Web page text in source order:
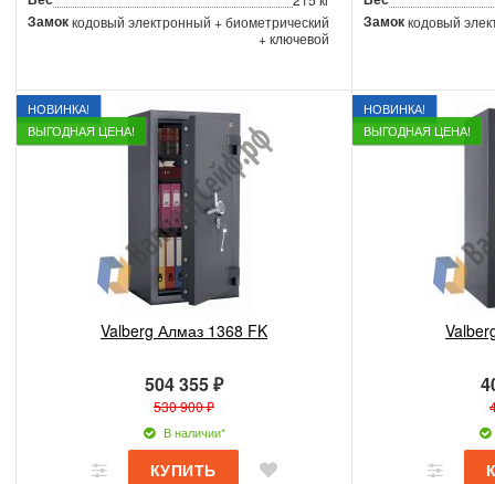
Замоккодовый электронный + биометрический
+ ключевой
Замоккодовый
НОВИНКА!
ВЫГОДНАЯ ЦЕНА!
Valberg Алмаз 1368 FK
504 355 ₽
530 900 ₽
В наличии*
НОВИНКА!
ВЫГОДНАЯ ЦЕНА!